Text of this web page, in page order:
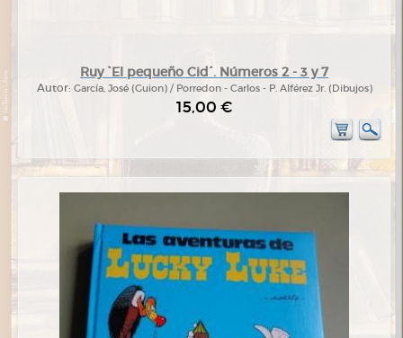
Ruy `El pequeño Cid´. Números 2 - 3 y 7
Autor: García, José (Guion) / Porredon - Carlos - P. Alférez Jr. (Dibujos)
15,00 €